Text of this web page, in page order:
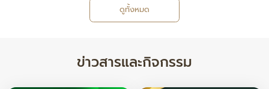
ดูทั้งหมด
ข่าวสารและกิจกรรม